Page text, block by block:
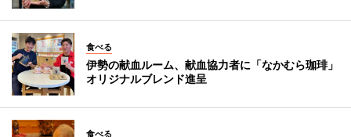
食べる
伊勢の献血ルーム、献血協力者に「なかむら珈琲」
オリジナルブレンド進呈
食べる